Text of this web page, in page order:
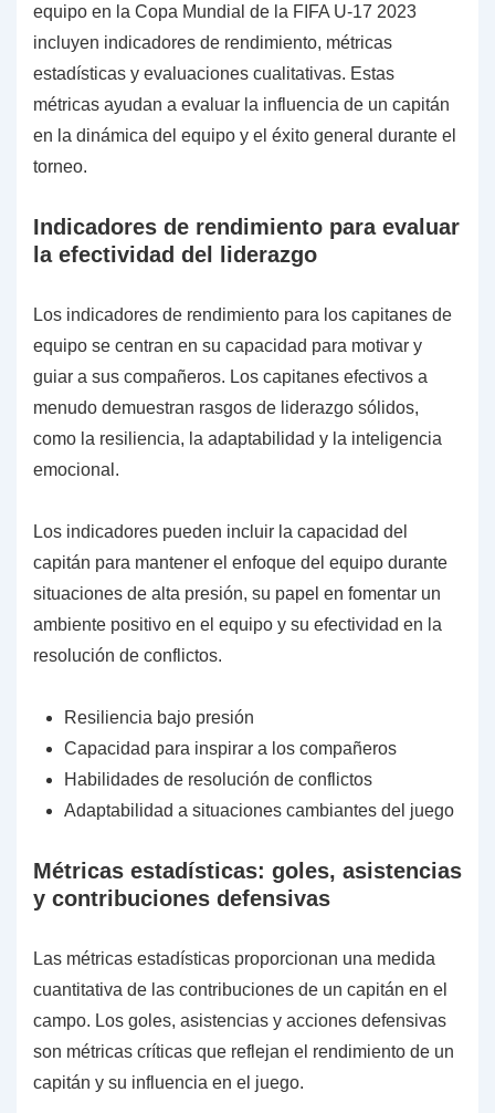
equipo en la Copa Mundial de la FIFA U-17 2023
incluyen indicadores de rendimiento, métricas
estadísticas y evaluaciones cualitativas. Estas
métricas ayudan a evaluar la influencia de un capitán
en la dinámica del equipo y el éxito general durante el
torneo.
Indicadores de rendimiento para evaluar
la efectividad del liderazgo
Los indicadores de rendimiento para los capitanes de
equipo se centran en su capacidad para motivar y
guiar a sus compañeros. Los capitanes efectivos a
menudo demuestran rasgos de liderazgo sólidos,
como la resiliencia, la adaptabilidad y la inteligencia
emocional.
Los indicadores pueden incluir la capacidad del
capitán para mantener el enfoque del equipo durante
situaciones de alta presión, su papel en fomentar un
ambiente positivo en el equipo y su efectividad en la
resolución de conflictos.
Resiliencia bajo presión
Capacidad para inspirar a los compañeros
Habilidades de resolución de conflictos
Adaptabilidad a situaciones cambiantes del juego
Métricas estadísticas: goles, asistencias
y contribuciones defensivas
Las métricas estadísticas proporcionan una medida
cuantitativa de las contribuciones de un capitán en el
campo. Los goles, asistencias y acciones defensivas
son métricas críticas que reflejan el rendimiento de un
capitán y su influencia en el juego.